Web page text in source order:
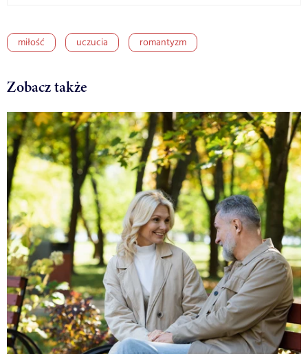
miłość uczucia romantyzm
Zobacz także